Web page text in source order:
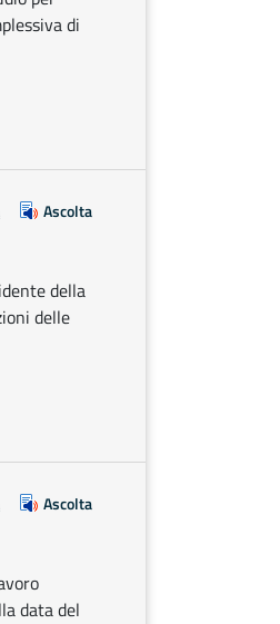
di
Ascolta
della
delle
Ascolta
data del